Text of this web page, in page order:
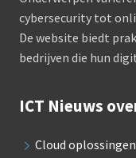
cybersecurity tot
De website biedt
bedrijven die hun
ICT Nieuws
Cloud oplossingen